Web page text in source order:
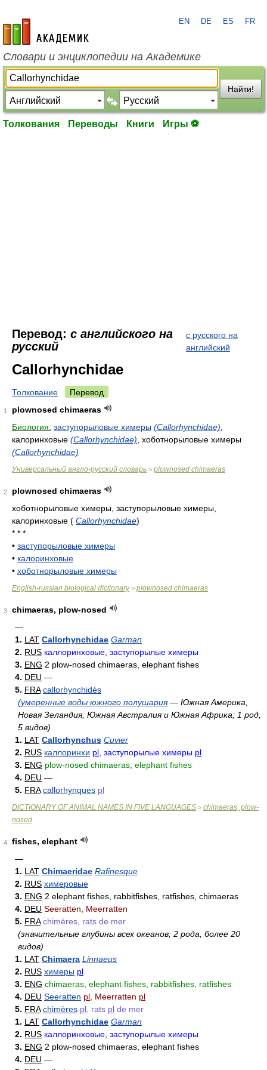
academic.ru
EN DE ES FR
Словари и энциклопедии на Академике
Найти!
Толкования Переводы Книги Игры ⚽
Перевод: с английского на
русский
с русского на
английский
Callorhynchidae
Толкование Перевод
1
plownosed chimaeras
Биология: заступорыловые химеры (Callorhynchidae)
калоринховые (Callorhynchidae) , хоботнорыловые химеры
(Callorhynchidae)
Универсальный англо-русский словарь > plownosed chimaeras
2
plownosed chimaeras
хоботнорыловые химеры, заступорыловые химеры,
калоринховые ( Callorhynchidae)
* * *
• заступорыловые химеры
• калоринховые
• хоботнорыловые химеры
English-russian biological dictionary> plownosed chimaeras
3
chimaeras, plow-nosed
—
1. LAT Callorhynchidae Garman
2. RUS каллоринховые, заступорылые химеры
3. ENG 2 plow-nosed chimaeras, elephant fishes
4. DEU —
5. FRA callorhynchidés
(умеренные воды южного полушария— Южная Америка,
Новая Зеландия, Южная Австралия и Южная Африка; 1 род,
5 видов)
1. LAT Callorhynchus Cuvier
2. RUS каллоринхи pl , заступорылые химеры pl
3. ENG plow-nosed chimaeras, elephant fishes
4. DEU —
5. FRA callorhynques pl
DICTIONARY OF ANIMAL NAMES IN FIVE LANGUAGES > chimaeras, plow-
nosed
4
fishes, elephant
—
1. LAT Chimaeridae Rafinesque
2. RUS химеровые
3. ENG 2 elephant fishes, rabbitfishes, ratfishes, chimaeras
4. DEU Seeratten, Meerratten
5. FRA chimères, rats de mer
(значительные глубины всех океанов; 2 рода, более 20
видов)
1. LAT Chimaera Linnaeus
2. RUS химеры pl
3. ENG chimaeras, elephant fishes, rabbitfishes, ratfishes
4. DEU Seeratten pl , Meerratten pl
5. FRA chimères pl , rats pl de mer
1. LAT Callorhynchidae Garman
2. RUS каллоринховые, заступорылые химеры
3. ENG 2 plow-nosed chimaeras, elephant fishes
4. DEU —